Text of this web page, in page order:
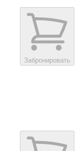
Забронировать